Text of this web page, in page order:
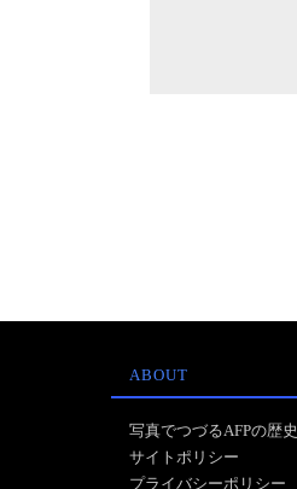
ABOUT
写真でつづるAFPの歴史
サイトポリシー
プライバシーポリシー